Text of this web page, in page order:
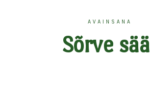
AVAINSANA
Sõrve